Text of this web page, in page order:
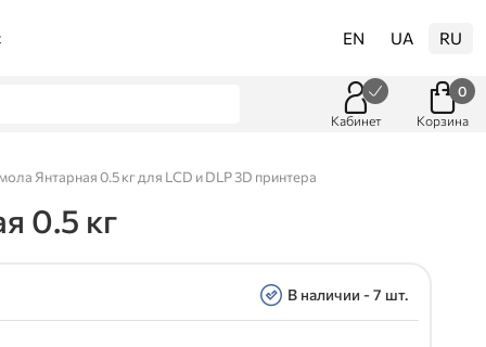
EN UA RU
Кабинет Корзина
0
Янтарная 0.5 кг для LCD и DLP 3D принтера
0.5 кг
В наличии - 7 шт.